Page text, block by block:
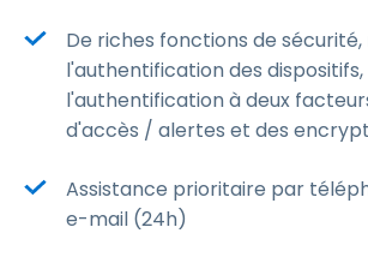
De riches fonctions de
l'authentification des dispositifs,
l'authentification à deux
d'accès / alertes et des
Assistance prioritaire par
e-mail (24h)